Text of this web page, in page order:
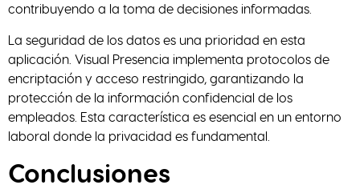
contribuyendo a la toma de decisiones informadas.
La seguridad de los datos es una prioridad en esta
aplicación. Visual Presencia implementa protocolos de
encriptación y acceso restringido, garantizando la
protección de la información confidencial de los
empleados. Esta característica es esencial en un entorno
laboral donde la privacidad es fundamental.
Conclusiones